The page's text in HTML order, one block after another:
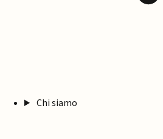
Chi siamo